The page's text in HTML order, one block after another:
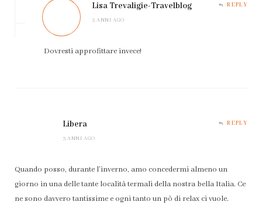
Lisa Trevaligie-Travelblog
3 ANNI AGO
REPLY
Dovresti approfittare invece!
Libera
3 ANNI AGO
REPLY
Quando posso, durante l’inverno, amo concedermi almeno un
giorno in una delle tante località termali della nostra bella Italia. Ce
ne sono davvero tantissime e ogni tanto un pò di relax ci vuole.